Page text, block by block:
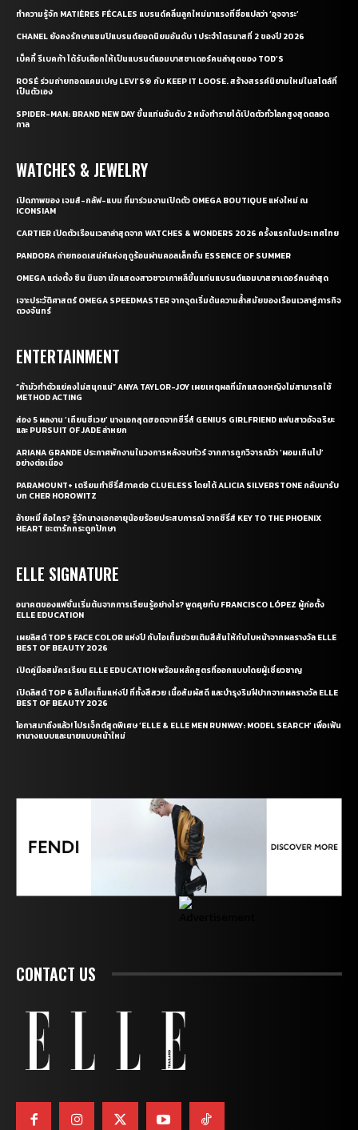
ทำความรู้จัก MATIÈRES FÉCALES แบรนด์คลื่นลูกใหม่มาแรงที่ชื่อแปลว่า ‘อุจจาระ’
CHANEL ยังคงรักษาแชมป์แบรนด์ยอดนิยมอันดับ 1 ประจำไตรมาสที่ 2 ของปี 2026
เบ็คกี้ รีเบคก้า ได้รับเลือกให้เป็นแบรนด์แอมบาสซาเดอร์คนล่าสุดของ TOD’S
ROSÉ ร่วมถ่ายทอดแคมเปญ LEVI’S® กับ KEEP IT LOOSE. สร้างสรรค์นิยามใหม่ในสไตล์ที่
เป็นตัวเอง
SPIDER-MAN: BRAND NEW DAY ขึ้นแท่นอันดับ 2 หนังทำรายได้เปิดตัวทั่วโลกสูงสุดตลอด
กาล
WATCHES & JEWELRY
เปิดภาพของ เจมส์-กลัฟ-แบม ที่มาร่วมงานเปิดตัว OMEGA BOUTIQUE แห่งใหม่ ณ
ICONSIAM
CARTIER เปิดตัวเรือนเวลาล่าสุดจาก WATCHES & WONDERS 2026 ครั้งแรกในประเทศไทย
PANDORA ถ่ายทอดเสน่ห์แห่งฤดูร้อนผ่านคอลเล็กชั่น ESSENCE OF SUMMER
OMEGA แต่งตั้ง ชิน มินอา นักแสดงสาวชาวเกาหลีขึ้นแท่นแบรนด์แอมบาสซาเดอร์คนล่าสุด
เจาะประวัติศาสตร์ OMEGA SPEEDMASTER จากจุดเริ่มต้นความล้ำสมัยของเรือนเวลาสู่ภารกิจ
ดวงจันทร์
ENTERTAINMENT
“ถ้ามัวทำตัวแย่คงไม่สนุกแน่” ANYA TAYLOR-JOY เผยเหตุผลที่นักแสดงหญิงไม่สามารถใช้
METHOD ACTING
ส่อง 5 ผลงาน ‘เถียนซีเวย’ นางเอกสุดฮอตจากซีรี่ส์ GENIUS GIRLFRIEND แฟนสาวอัจฉริยะ
และ PURSUIT OF JADE ล่าหยก
ARIANA GRANDE ประกาศพักงานในวงการหลังจบทัวร์ จากการถูกวิจารณ์ว่า ‘ผอมเกินไป’
อย่างต่อเนื่อง
PARAMOUNT+ เตรียมทำซีรี่ส์ภาคต่อ CLUELESS โดยได้ ALICIA SILVERSTONE กลับมารับ
บท CHER HOROWITZ
อ้ายหมี่ คือใคร? รู้จักนางเอกอายุน้อยร้อยประสบการณ์ จากซีรี่ส์ KEY TO THE PHOENIX
HEART ชะตารักกระดูกปักษา
ELLE SIGNATURE
อนาคตของแฟชั่นเริ่มต้นจากการเรียนรู้อย่างไร? พูดคุยกับ FRANCISCO LÓPEZ ผู้ก่อตั้ง
ELLE EDUCATION
เผยลิสต์ TOP 5 FACE COLOR แห่งปี กับไอเท็มช่วยเติมสีสันให้กับใบหน้าจากผลรางวัล ELLE
BEST OF BEAUTY 2026
เปิดคู่มือสมัครเรียน ELLE EDUCATION พร้อมหลักสูตรที่ออกแบบโดยผู้เชี่ยวชาญ
เปิดลิสต์ TOP 6 ลิปไอเท็มแห่งปี ที่ทั้งสีสวย เนื้อสัมผัสดี และบำรุงริมฝีปากจากผลรางวัล ELLE
BEST OF BEAUTY 2026
โอกาสมาถึงแล้ว! โปรเจ็กต์สุดพิเศษ ‘ELLE & ELLE MEN RUNWAY: MODEL SEARCH’ เพื่อเฟ้น
หานางแบบและนายแบบหน้าใหม่
CONTACT US